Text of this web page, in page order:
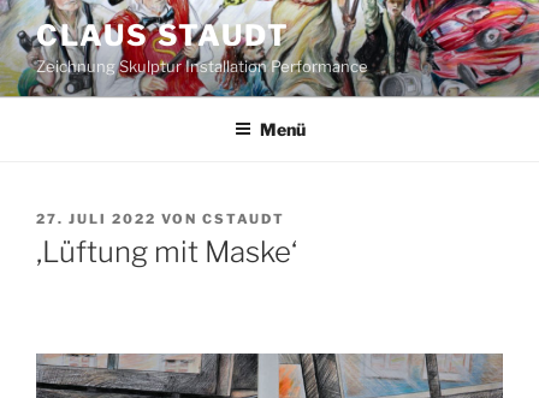
Zum
Inhalt
springen
CLAUS STAUDT
Zeichnung Skulptur Installation Performance
Menü
VERÖFFENTLICHT
AM
27. JULI 2022 VON CSTAUDT
‚Lüftung mit Maske‘